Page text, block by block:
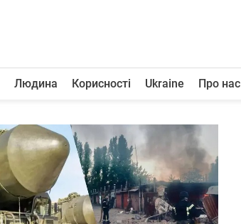
Людина Корисності Ukraine Про нас